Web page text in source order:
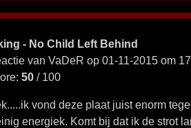
- No Child Left Behind
van VaDeR op 01-11-2015 om
50/ 100
vond deze plaat juist enorm
energiek. Komt bij dat ik de strot